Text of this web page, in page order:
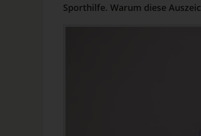
Sporthilfe. Warum diese